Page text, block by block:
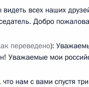
всех наших
Добро
переведено):
Уважаемые мои
нам с вами спустя